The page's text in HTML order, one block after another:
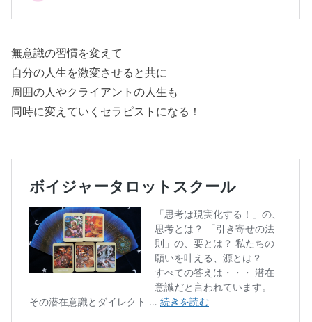
無意識の習慣を変えて
自分の人生を激変させると共に
周囲の人やクライアントの人生も
同時に変えていくセラピストになる！